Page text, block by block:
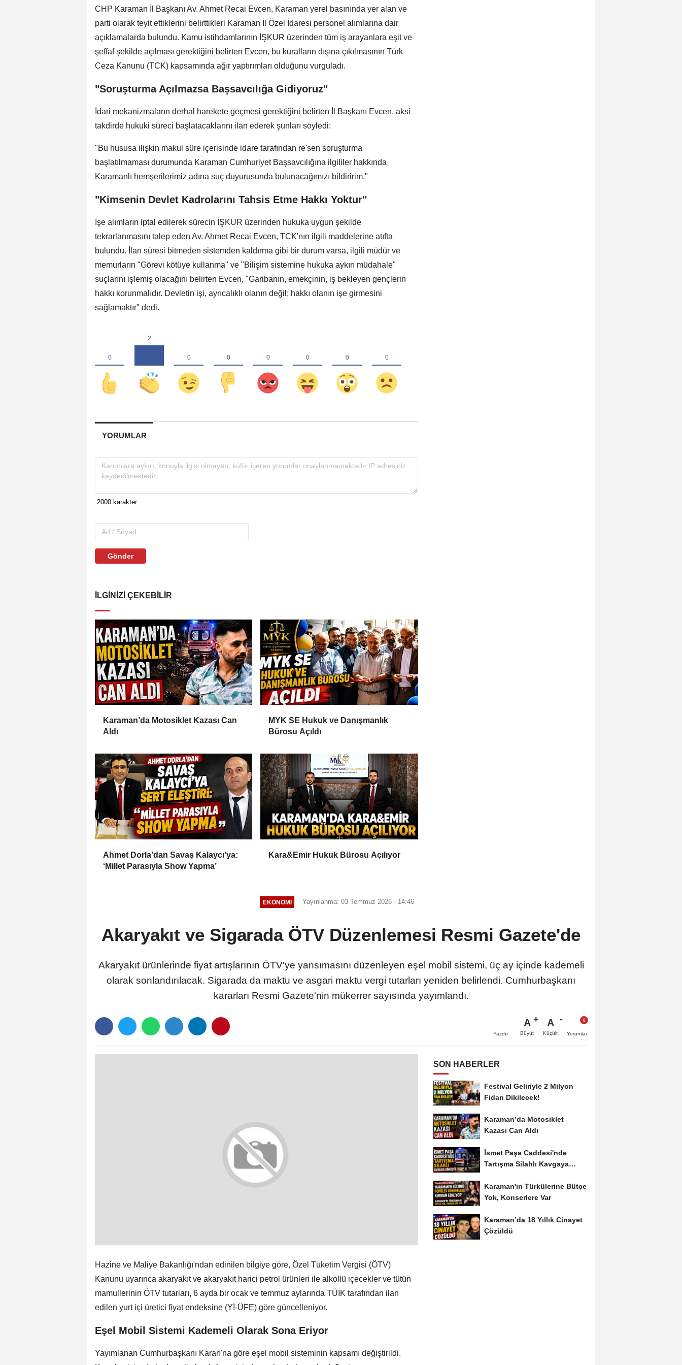
CHP Karaman İl Başkanı Av. Ahmet Recai Evcen, Karaman yerel basınında yer alan ve
parti olarak teyit ettiklerini belirttikleri Karaman İl Özel İdaresi personel alımlarına dair
açıklamalarda bulundu. Kamu istihdamlarının İŞKUR üzerinden tüm iş arayanlara eşit ve
şeffaf şekilde açılması gerektiğini belirten Evcen, bu kuralların dışına çıkılmasının Türk
Ceza Kanunu (TCK) kapsamında ağır yaptırımları olduğunu vurguladı.
"Soruşturma Açılmazsa Başsavcılığa Gidiyoruz"
İdari mekanizmaların derhal harekete geçmesi gerektiğini belirten İl Başkanı Evcen, aksi
takdirde hukuki süreci başlatacaklarını ilan ederek şunları söyledi:
"Bu hususa ilişkin makul süre içerisinde idare tarafından re'sen soruşturma
başlatılmaması durumunda Karaman Cumhuriyet Başsavcılığına ilgililer hakkında
Karamanlı hemşerilerimiz adına suç duyurusunda bulunacağımızı bildiririm."
"Kimsenin Devlet Kadrolarını Tahsis Etme Hakkı Yoktur"
İşe alımların iptal edilerek sürecin İŞKUR üzerinden hukuka uygun şekilde
tekrarlanmasını talep eden Av. Ahmet Recai Evcen, TCK'nın ilgili maddelerine atıfta
bulundu. İlan süresi bitmeden sistemden kaldırma gibi bir durum varsa, ilgili müdür ve
memurların "Görevi kötüye kullanma" ve "Bilişim sistemine hukuka aykırı müdahale"
suçlarını işlemiş olacağını belirten Evcen, "Garibanın, emekçinin, iş bekleyen gençlerin
hakkı korunmalıdır. Devletin işi, ayrıcalıklı olanın değil; hakkı olanın işe girmesini
sağlamaktır" dedi.
YORUMLAR
Gönder
İLGINIZI ÇEKEBILIR
Karaman’da Motosiklet Kazası Can
Aldı
MYK SE Hukuk ve Danışmanlık
Bürosu Açıldı
Ahmet Dorla’dan Savaş Kalaycı’ya:
‘Millet Parasıyla Show Yapma’
Kara&Emir Hukuk Bürosu Açılıyor
EKONOMI Yayınlanma: 03 Temmuz 2026 - 14:46
Akaryakıt ve Sigarada ÖTV Düzenlemesi Resmi Gazete'de
Akaryakıt ürünlerinde fiyat artışlarının ÖTV'ye yansımasını düzenleyen eşel mobil sistemi, üç ay içinde kademeli
olarak sonlandırılacak. Sigarada da maktu ve asgari maktu vergi tutarları yeniden belirlendi. Cumhurbaşkanı
kararları Resmi Gazete'nin mükerrer sayısında yayımlandı.
Yazdır
A
Büyüt
A
Küçült Yorumlar
Kanunu uyarınca akaryakıt ve akaryakıt harici petrol ürünleri ile alkollü içecekler ve tütün
mamullerinin ÖTV tutarları, 6 ayda bir ocak ve temmuz aylarında TÜİK tarafından ilan
edilen yurt içi üretici fiyat endeksine (Yİ-ÜFE) göre güncelleniyor.
Kararla sistemin kademeli olarak üç ay içinde sonlandırılması hedefleniyor.
SON HABERLER
Festival Geliriyle 2 Milyon
Fidan Dikilecek!
Karaman’da Motosiklet
Kazası Can Aldı
İsmet Paşa Caddesi'nde
Tartışma Silahlı Kavgaya
Karaman'ın Türkülerine Bütçe
Yok, Konserlere Var
Karaman’da 18 Yıllık Cinayet
Çözüldü